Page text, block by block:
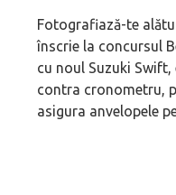
Fotografiază-te
înscrie la concursul
cu noul Suzuki
contra cronometru,
asigura anvelopele